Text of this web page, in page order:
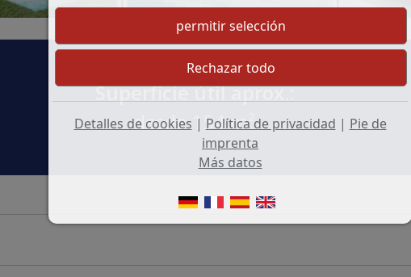
Superficie útil aprox.:
desde 154 m²
Detalles de cookies | Política de privacidad | Pie de
imprenta
Más datos